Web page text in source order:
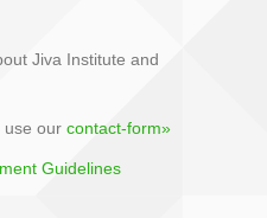
Jiva Institute and
use our contact-form»
Guidelines